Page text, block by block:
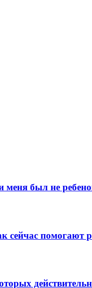
меня был не
сейчас помогают